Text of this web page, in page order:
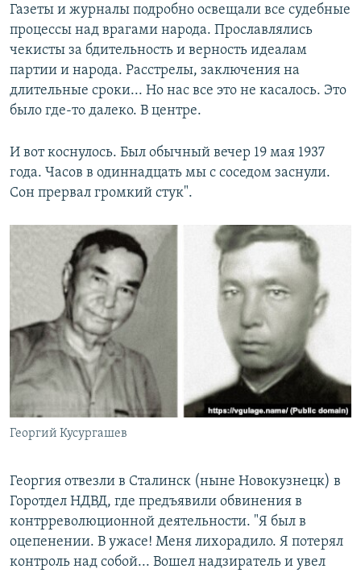
Газеты и журналы подробно освещали все судебные
процессы над врагами народа. Прославлялись
чекисты за бдительность и верность идеалам
партии и народа. Расстрелы, заключения на
длительные сроки... Но нас все это не касалось. Это
было где-то далеко. В центре.
И вот коснулось. Был обычный вечер 19 мая 1937
года. Часов в одиннадцать мы с соседом заснули.
Сон прервал громкий стук".
Георгий Кусургашев
Георгия отвезли в Сталинск (ныне Новокузнецк) в
Горотдел НДВД, где предъявили обвинения в
контрреволюционной деятельности. "Я был в
оцепенении. В ужасе! Меня лихорадило. Я потерял
контроль над собой... Вошел надзиратель и увел